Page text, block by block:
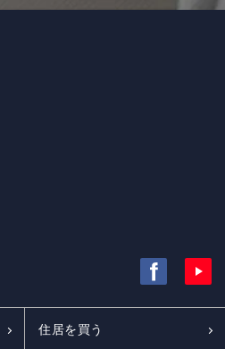
住居を買う